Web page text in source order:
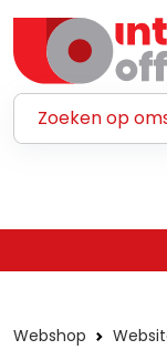
Webshop